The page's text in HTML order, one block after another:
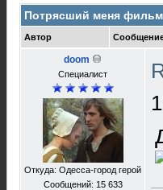
Потрясший меня фильм
Автор
doom
Специалист
Откуда: Одесса-город герой
Сообщений: 15 633